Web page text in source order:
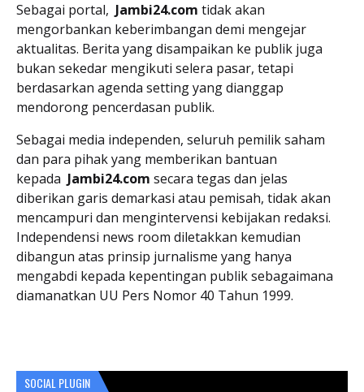
Sebagai portal, Jambi24.com tidak akan
mengorbankan keberimbangan demi mengejar
aktualitas. Berita yang disampaikan ke publik juga
bukan sekedar mengikuti selera pasar, tetapi
berdasarkan agenda setting yang dianggap
mendorong pencerdasan publik.
Sebagai media independen, seluruh pemilik saham
dan para pihak yang memberikan bantuan
kepada Jambi24.com secara tegas dan jelas
diberikan garis demarkasi atau pemisah, tidak akan
mencampuri dan mengintervensi kebijakan redaksi.
Independensi news room diletakkan kemudian
dibangun atas prinsip jurnalisme yang hanya
mengabdi kepada kepentingan publik sebagaimana
diamanatkan UU Pers Nomor 40 Tahun 1999.
SOCIAL PLUGIN